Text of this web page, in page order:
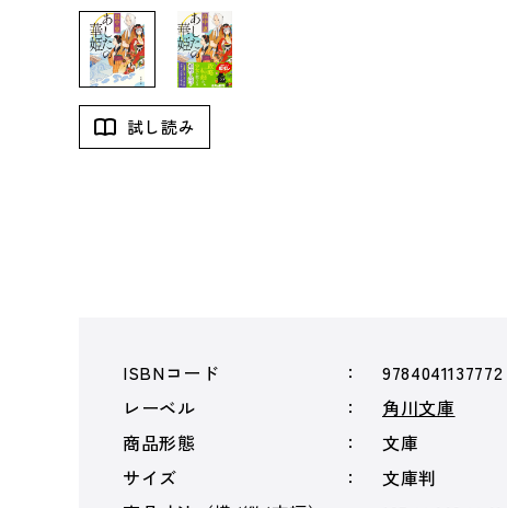
試し読み
ISBNコード
9784041137772
レーベル
角川文庫
商品形態
文庫
サイズ
文庫判